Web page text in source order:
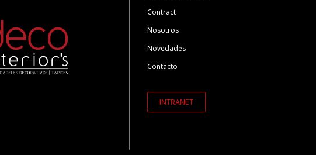
Contract
Nosotros
Novedades
Contacto
INTRANET